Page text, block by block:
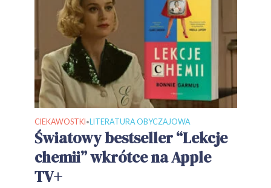
CIEKAWOSTKI • LITERATURA OBYCZAJOWA
Światowy bestseller “Lekcje
chemii” wkrótce na Apple
TV+